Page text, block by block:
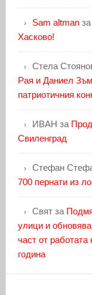
Sam altmanза
Хасково!
Стела
Рая и Даниел
патриотичния
ИВАН за
Свиленград
Стефан
700 пернати из
Святза
улици и
част от
година